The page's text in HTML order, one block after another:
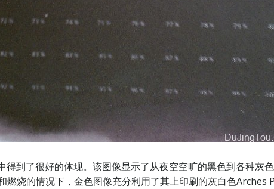
到了很好的体现。该图像显示了从夜空空旷的黑色到各种灰
燃烧的情况下，金色图像充分利用了其上印刷的灰白色